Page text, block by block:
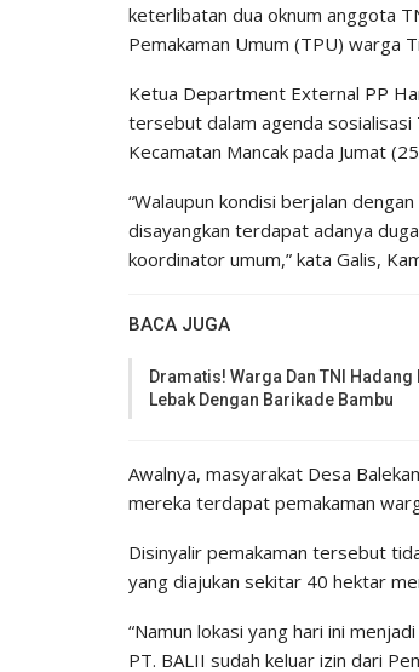
keterlibatan dua oknum anggota
Pemakaman Umum (TPU) warga
Ketua Department External PP
tersebut dalam agenda sosialisasi
Kecamatan Mancak pada Jumat
“Walaupun kondisi berjalan
disayangkan terdapat adanya
koordinator umum,” kata Galis,
BACA JUGA
Dramatis! Warga Dan TNI
Lebak Dengan Barikade Bambu
Awalnya, masyarakat Desa
mereka terdapat pemakaman
Disinyalir pemakaman tersebut
yang diajukan sekitar 40 hektar
“Namun lokasi yang hari ini
PT. BALII sudah keluar izin dari